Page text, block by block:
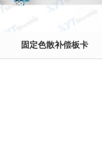
固定色散补偿板卡